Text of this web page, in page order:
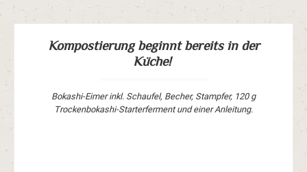
Kompostierung beginnt bereits in der
Küche!
Bokashi-Eimer inkl. Schaufel, Becher, Stampfer, 120 g
Trockenbokashi-Starterferment und einer Anleitung.